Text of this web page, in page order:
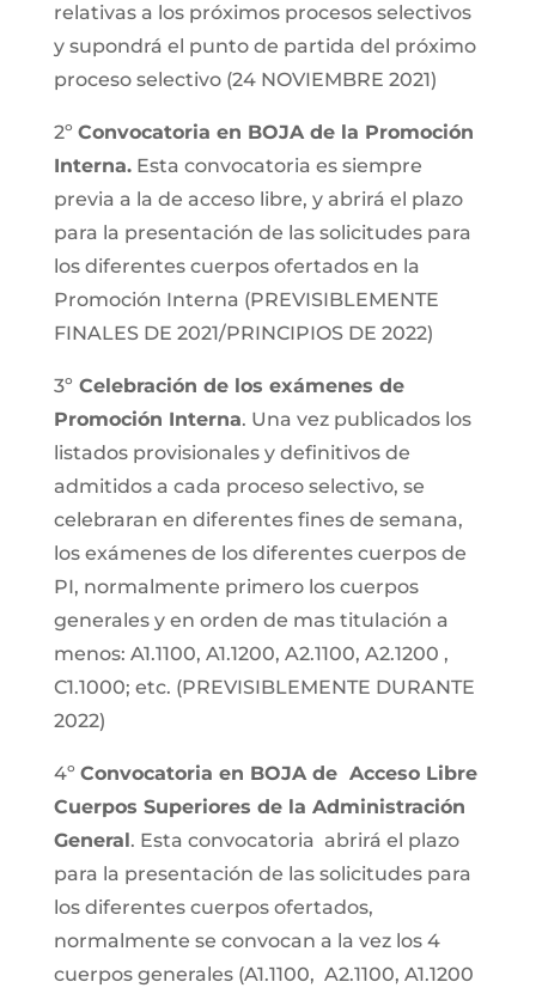
relativas a los próximos procesos selectivos
y supondrá el punto de partida del próximo
proceso selectivo (24 NOVIEMBRE 2021)
2º Convocatoria en BOJA de la Promoción
Interna.Esta convocatoria es siempre
previa a la de acceso libre, y abrirá el plazo
para la presentación de las solicitudes para
los diferentes cuerpos ofertados en la
Promoción Interna (PREVISIBLEMENTE
FINALES DE 2021/PRINCIPIOS DE 2022)
3º Celebración de los exámenes de
Promoción Interna. Una vez publicados los
listados provisionales y definitivos de
admitidos a cada proceso selectivo, se
celebraran en diferentes fines de semana,
los exámenes de los diferentes cuerpos de
PI, normalmente primero los cuerpos
generales y en orden de mas titulación a
menos: A1.1100, A1.1200, A2.1100, A2.1200 ,
C1.1000; etc. (PREVISIBLEMENTE DURANTE
2022)
4º Convocatoria en BOJA de Acceso Libre
Cuerpos Superiores de la Administración
General . Esta convocatoria abrirá el plazo
para la presentación de las solicitudes para
los diferentes cuerpos ofertados,
normalmente se convocan a la vez los 4
cuerpos generales (A1.1100, A2.1100, A1.1200